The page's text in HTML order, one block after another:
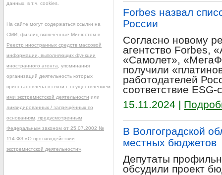
Forbes назвал
России
Согласно новому
агентство Forbes,
«Самолет»,
получили
работодателей
соответствие
15.11.2024 |
В Волгоградской
местных бюджетов
Депутаты
обсудили проект
данных, в т.ч. cookies.
На сайте могут содержаться ссылки на
СМИ, физлиц включённые Минюстом в
Реестр иностранных средств массовой
информации, выполняющих функции
иностранного агента , упоминания
организаций деятельность которых
приостановлена в связи с осуществлением
ими экстремистской деятельности или
ликвидированных / запрещённых по
основаниям, предусмотренным
Федеральным законом от 25.07.2002 №
114-ФЗ «О противодействии
экстремистской деятельности»